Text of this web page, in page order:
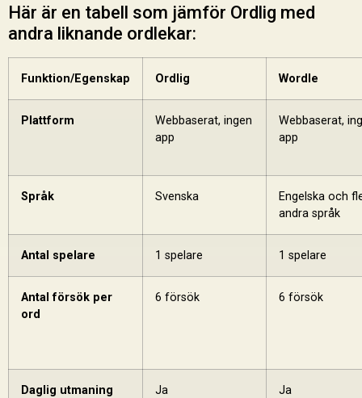
Här är en tabell som jämför Ordlig med
andra liknande ordlekar:
Funktion/Egenskap Ordlig Wordle
Plattform
Webbaserat, ingen
app
Webbaserat,
app
Språk Svenska
Engelska och
andra språk
Antal spelare 1 spelare 1 spelare
Antal försök per
ord
6 försök 6 försök
Daglig utmaning Ja Ja